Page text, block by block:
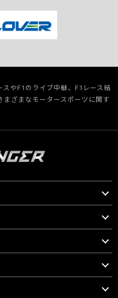
やF1のライブ中継、F1レース結
ざまなモータースポーツに関す
ト
。